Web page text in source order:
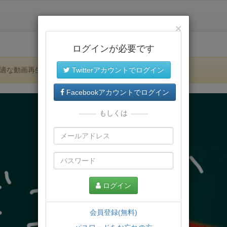
な動画再生環境が提供されます。
×
ログインが必要です
Twitterアカウントでログイン
Facebookアカウントでログイン
もしくは
ログイン
会員登録(無料)